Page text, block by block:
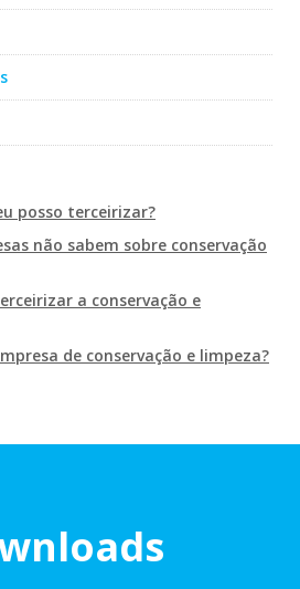
posso terceirizar?
não sabem sobre conservação
a conservação e
de conservação e limpeza?